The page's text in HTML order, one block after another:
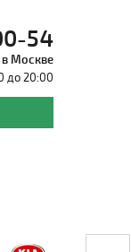
54
Москве
до 20:00